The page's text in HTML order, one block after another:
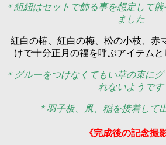
＊組紐はセットで飾る事を想定して
ました
紅白の椿、紅白の梅、松の小枝、赤
けで十分正月の福を呼ぶアイテム
＊グルーをつけなくてもい草の束に
れないようです
＊羽子板、凧、稲を接着して
《完成後の記念撮